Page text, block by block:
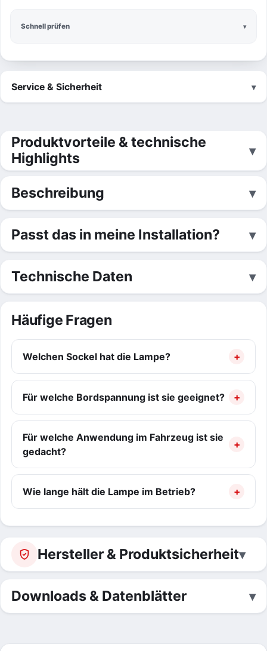
Schnell prüfen
Service & Sicherheit
Produktvorteile & technische
Highlights
Beschreibung
Passt das in meine Installation?
Technische Daten
Häufige Fragen
Welchen Sockel hat die Lampe?
Für welche Bordspannung ist sie geeignet?
Für welche Anwendung im Fahrzeug ist sie
gedacht?
Wie lange hält die Lampe im Betrieb?
Hersteller & Produktsicherheit
Downloads & Datenblätter